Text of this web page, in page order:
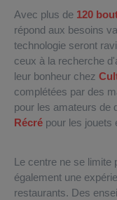
Avec plus de 120
répond aux besoins
technologie seront
ceux à la recherche
leur bonheur chez
complétées par des
pour les amateurs de
Récré pour les jouets
Le centre ne se limite
également une
restaurants. Des